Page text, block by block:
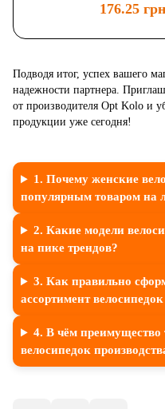
176.25
Подводя итог, успех вашего
надежности партнера.
от производителя Opt Kolo и
продукции уже сегодня!
1. Почему женские
популярным товаром на
2. Какие модели
на пике трендов?
3. Как правильно
ассортимент
4. В чём преимущество
велосипедок